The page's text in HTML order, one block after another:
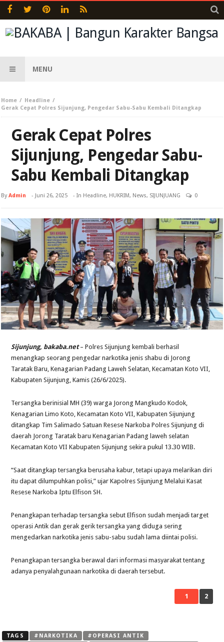
MENU
Home
Headline
Gerak Cepat Polres Sijunjung, Pengedar Sabu-Sabu Kembali Ditangkap
Gerak Cepat Polres
Sijunjung, Pengedar Sabu-
Sabu Kembali Ditangkap
ByAdmin - Juni 26, 2025 - In Headline, HUKRIM, News, SIJUNJUANG 0
Sijunjung, bakaba.net – Polres Sijunjung kembali berhasil
menangkap seorang pengedar narkotika jenis shabu di Jorong
Taratak Baru, Kenagarian Padang Laweh Selatan, Kecamatan Koto VII,
Kabupaten Sijunjung, Kamis (26/6/2025).
Tersangka berinisial MH (39) warga Jorong Mangkudo Kodok,
Kenagarian Limo Koto, Kecamatan Koto VII, Kabupaten Sijunjung
ditangkap Tim Salimado Satuan Resese Narkoba Polres Sijunjung di
daerah Jorong Taratak baru Kenagarian Padang laweh selatan
Kecamatan Koto VII Kabupaten Sijunjung sekira pukul 13.30 WIB.
“Saat ditangkap tersangka berusaha kabur, tetapi upaya melarikan diri
itu dapat dilumpuhkan polisi,” ujar Kapolres Sijunjung Melalui Kasat
Resese Narkoba Iptu Elfison SH.
Penangkapan terhadap tersangka sebut Elfison sudah menjadi target
operasi Antik dan gerak gerik tersangka yang diduga sering
mengedarkan narkotika jenis sabu-sabu sudah lama diintai polisi.
Penangkapan tersangka berawal dari informasi masyarakat tentang
adanya penyalahgunaan narkotika di daerah tersebut.
1 2
TAGS #NARKOTIKA
#OPERASI ANTIK